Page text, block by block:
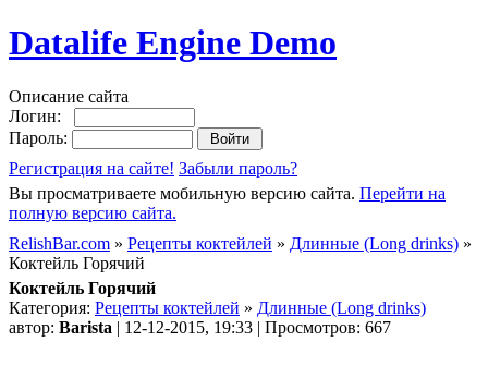
Datalife Engine Demo
Описание сайта
Логин:
Пароль:
Регистрация на сайте! Забыли пароль?
Вы просматриваете мобильную версию сайта. Перейти на
полную версию сайта.
RelishBar.com » Рецепты коктейлей » Длинные (Long drinks) »
Коктейль Горячий
Коктейль Горячий
Категория: Рецепты коктейлей » Длинные (Long drinks)
автор: Barista | 12-12-2015, 19:33 | Просмотров: 667